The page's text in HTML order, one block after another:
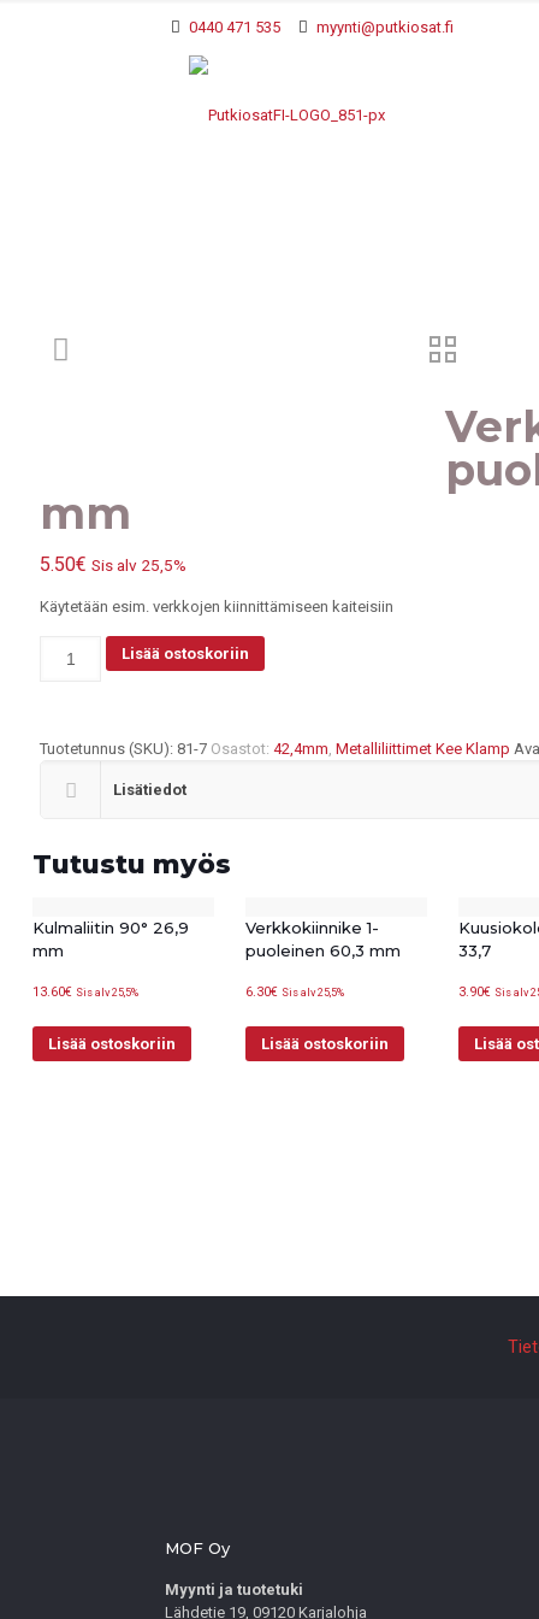
0440 471 535 myynti@putkiosat.fi
mm
5.50€ Sis alv 25,5%
Käytetään esim. verkkojen kiinnittämiseen kaiteisiin
VerkkokiinnikeLisää ostoskoriin
Tuotetunnus (SKU): 81-7 Osastot:42,4mm,Metalliliittimet Kee Klamp
Lisätiedot
Tutustu myös
Kulmaliitin 90° 26,9
mm
13.60€ Sis alv 25,5%
Lisää ostoskoriin
Verkkokiinnike 1-
puoleinen 60,3 mm
6.30€ Sis alv 25,5%
Lisää ostoskoriin
33,7
3.90€ Sis alv
Lisää
MOF Oy
Myynti ja tuotetuki
Lähdetie 19, 09120 Karjalohja